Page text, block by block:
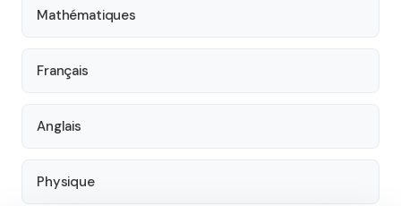
Mathématiques
Français
Anglais
Physique